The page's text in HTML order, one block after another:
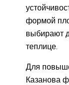
формой
выбирают
теплице.
Для
Казанова